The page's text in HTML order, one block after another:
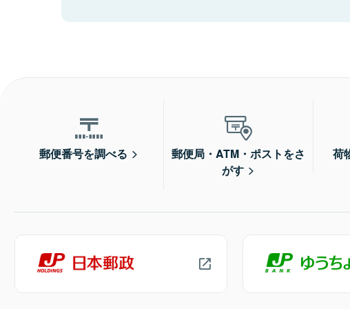
郵便番号を調べる
郵便局・ATM・ポストをさ
がす
荷